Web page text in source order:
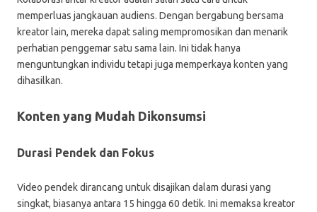
memperluas jangkauan audiens. Dengan bergabung bersama
kreator lain, mereka dapat saling mempromosikan dan menarik
perhatian penggemar satu sama lain. Ini tidak hanya
menguntungkan individu tetapi juga memperkaya konten yang
dihasilkan.
Konten yang Mudah Dikonsumsi
Durasi Pendek dan Fokus
Video pendek dirancang untuk disajikan dalam durasi yang
singkat, biasanya antara 15 hingga 60 detik. Ini memaksa kreator